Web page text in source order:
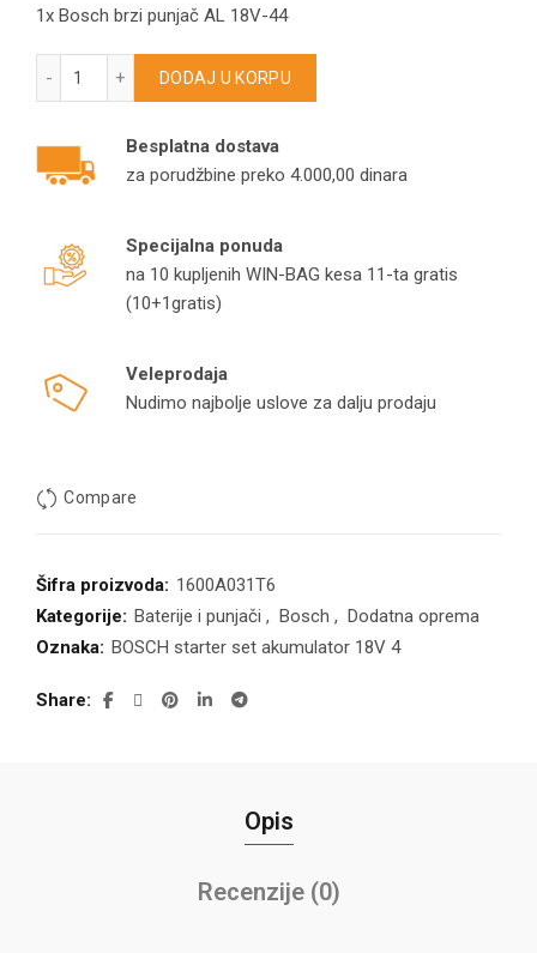
1x Bosch brzi punjač AL 18V-44
BOSCH starter set akumulator 18V 4,0 Ah + punjač AL 18V-
DODAJ U KORPU
Besplatna dostava
za porudžbine preko 4.000,00 dinara
Specijalna ponuda
na 10 kupljenih WIN-BAG kesa 11-ta gratis
(10+1gratis)
Veleprodaja
Nudimo najbolje uslove za dalju prodaju
Compare
Šifra proizvoda: 1600A031T6
Kategorije: Baterije i punjači , Bosch ,
Dodatna oprema
Oznaka: BOSCH starter set akumulator 18V 4
Share
Opis
Recenzije (0)